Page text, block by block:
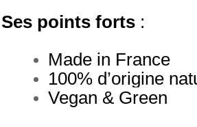
Ses points forts :
Made in France
100% d’origine
Vegan & Green